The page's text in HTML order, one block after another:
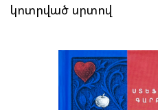
կոտրված սրտով